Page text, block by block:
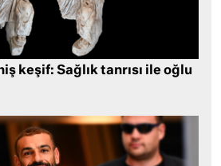
keşif: Sağlık tanrısı ile oğlu